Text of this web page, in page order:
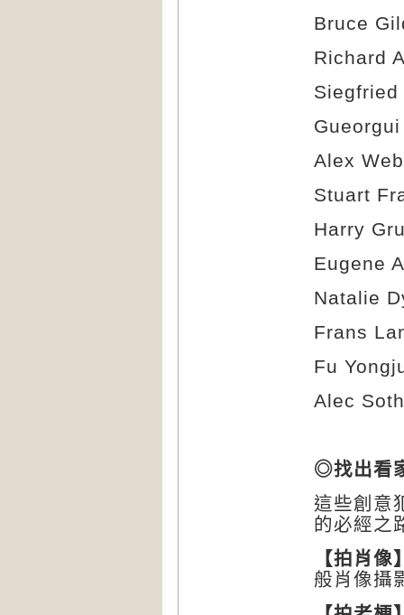
Bruce
Richard
Siegfried
Alex
Stuart
Harry
Eugene
Natalie
Frans
Fu
Alec Soth
◎找出看
這些創意
的必經之
【拍肖像
般肖像攝